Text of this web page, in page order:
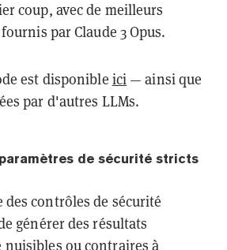
coup, avec de meilleurs
par Claude 3 Opus.
est disponible ici — ainsi que
par d'autres LLMs.
de sécurité stricts
des contrôles de sécurité
générer des résultats
nuisibles ou contraires à